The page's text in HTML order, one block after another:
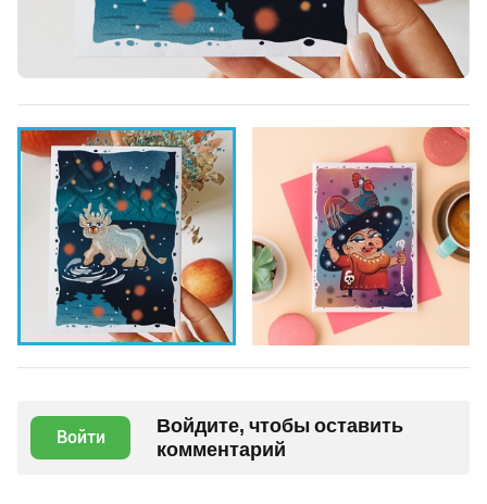
Войти
Войдите, чтобы оставить
комментарий